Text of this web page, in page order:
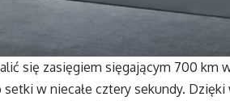
się zasięgiem sięgającym 700 km
w niecałe cztery sekundy. Dzięki